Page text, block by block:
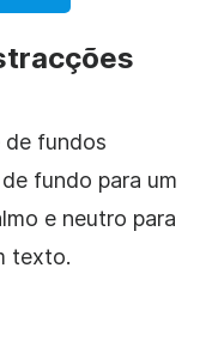
de fundos
fundo para um
e neutro para
texto.